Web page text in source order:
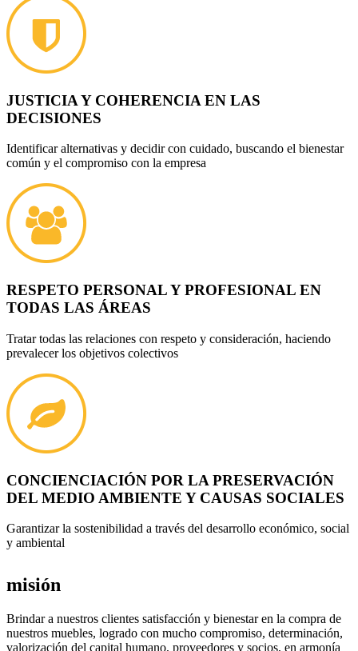
JUSTICIA Y COHERENCIA EN LAS
DECISIONES
Identificar alternativas y decidir con cuidado, buscando el bienestar
común y el compromiso con la empresa
RESPETO PERSONAL Y PROFESIONAL EN
TODAS LAS ÁREAS
Tratar todas las relaciones con respeto y consideración, haciendo
prevalecer los objetivos colectivos
CONCIENCIACIÓN POR LA PRESERVACIÓN
DEL MEDIO AMBIENTE Y CAUSAS SOCIALES
Garantizar la sostenibilidad a través del desarrollo económico, social
y ambiental
misión
Brindar a nuestros clientes satisfacción y bienestar en la compra de
nuestros muebles, logrado con mucho compromiso, determinación,
valorización del capital humano, proveedores y socios, en armonía